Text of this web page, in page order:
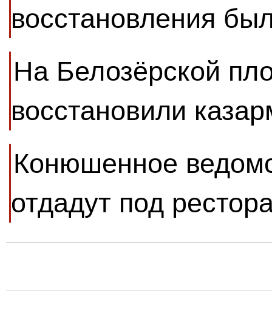
восстановления
На Белозёрской
восстановили
Конюшенное
отдадут под